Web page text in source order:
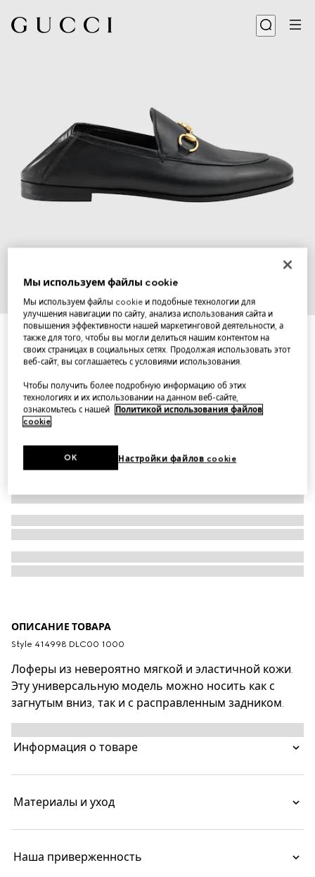
6
Лоферы Horsebit из кожи Brixton
ОПИСАНИЕ ТОВАРА
Style ‎414998 DLC00 1000
Лоферы из невероятно мягкой и эластичной кожи.
Эту универсальную модель можно носить как с
загнутым вниз, так и с расправленным задником.
Информация о товаре
Материалы и уход
Наша приверженность
Мы используем файлы cookie
Мы используем файлы cookie и подобные технологии для
улучшения навигации по сайту, анализа использования сайта и
повышения эффективности нашей маркетинговой деятельности, а
также для того, чтобы вы могли делиться нашим контентом на
своих страницах в социальных сетях. Продолжая использовать этот
веб-сайт, вы соглашаетесь с условиями использования.
Чтобы получить более подробную информацию об этих
технологиях и их использовании на данном веб-сайте,
ознакомьтесь с нашей
Политикой использования файлов
cookie.
Настройки файлов cookie
OK